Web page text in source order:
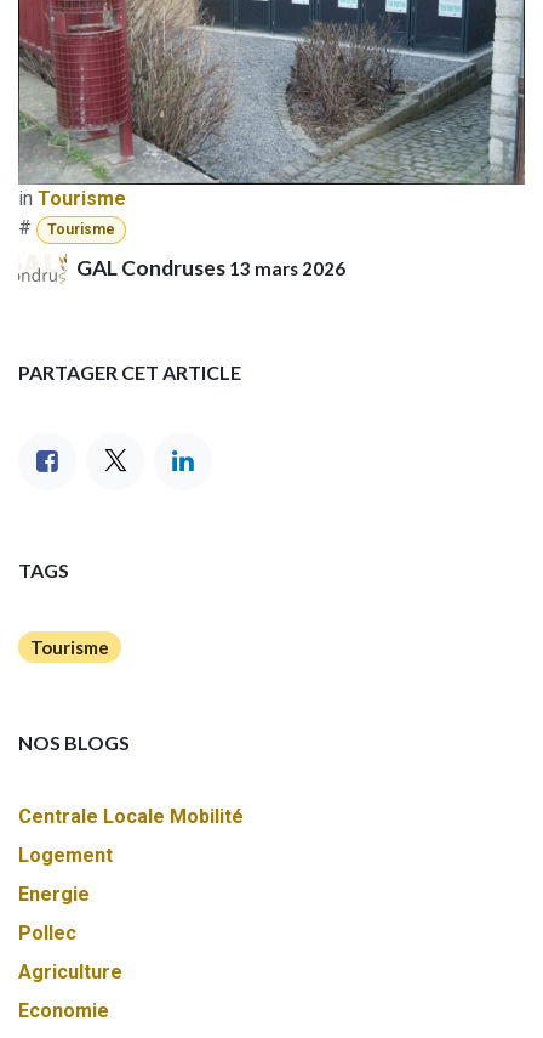
in Tourisme
#
Tourisme
GAL Condruses 13 mars 2026
PARTAGER CET ARTICLE
TAGS
Tourisme
NOS BLOGS
Centrale Locale Mobilité
Logement
Energie
Pollec
Agriculture
Economie